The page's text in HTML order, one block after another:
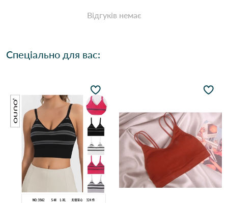
Відгуків немає
Спеціально для вас: